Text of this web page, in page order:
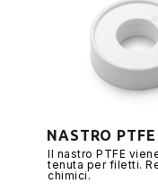
NASTRO
Il nastro PTFE
tenuta per filetti.
chimici.